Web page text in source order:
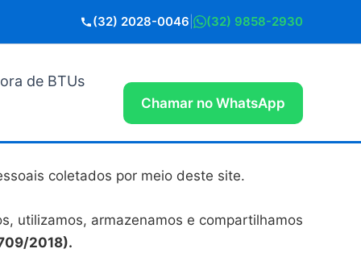
(32) 2028-0046 (32) 9858-2930
de BTUs
Chamar no WhatsApp
coletados por meio deste site.
utilizamos, armazenamos e compartilhamos
2018).